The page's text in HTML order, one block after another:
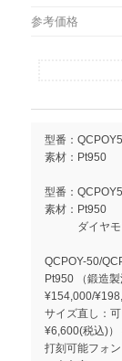
参考価格
型番：
素材：Pt950
型番：
素材：Pt950
ダイヤモ
QCPOY-50/
Pt950 （鍛造
¥154,000/
サイズ直し：
¥6,600(税込)）
打刻可能フォ